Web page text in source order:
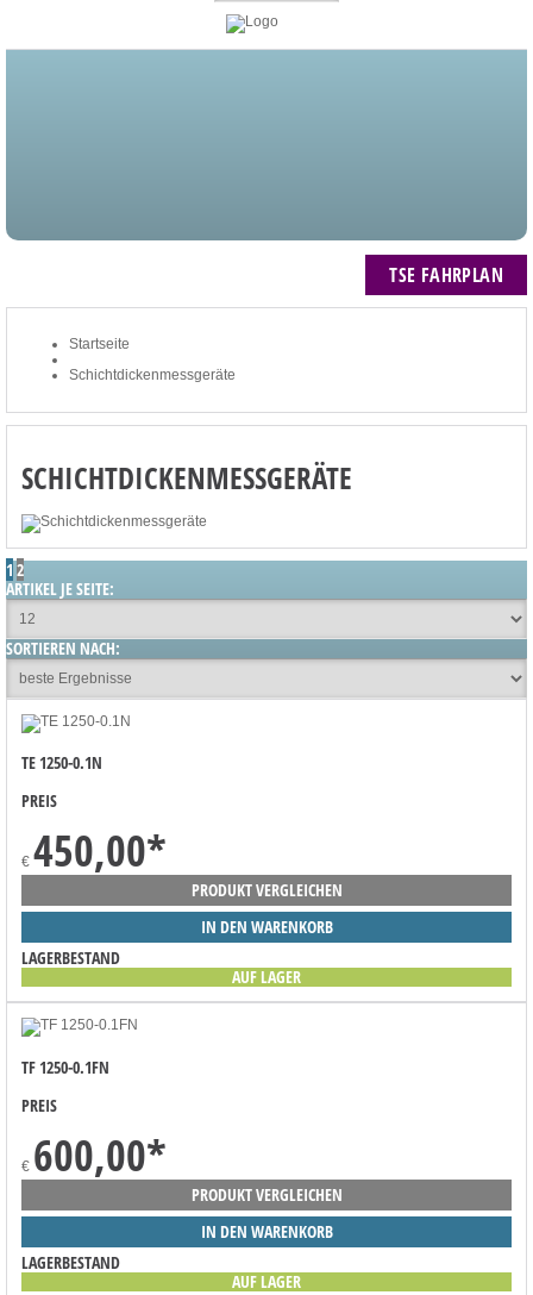
TSE FAHRPLAN
Startseite
Schichtdickenmessgeräte
SCHICHTDICKENMESSGERÄTE
1 2
ARTIKEL JE SEITE:
SORTIEREN NACH:
TE 1250-0.1N
PREIS
€ 450,00*
PRODUKT VERGLEICHEN
IN DEN WARENKORB
LAGERBESTAND
AUF LAGER
TF 1250-0.1FN
PREIS
€ 600,00*
PRODUKT VERGLEICHEN
IN DEN WARENKORB
LAGERBESTAND
AUF LAGER